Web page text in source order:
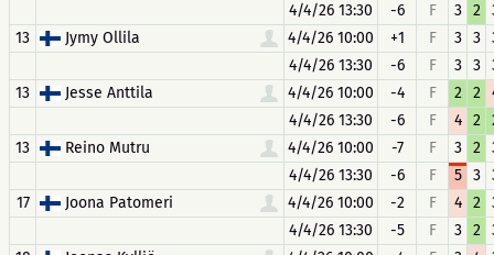
4/4/26 13:30
-6 F 3 2
13
Jymy Ollila 4/4/26 10:00 +1 F 3 3
4/4/26 13:30
-6 F 3 3
13
Jesse Anttila 4/4/26 10:00 -4 F 2 2
4/4/26 13:30
-6 F 4 2
13
Reino Mutru 4/4/26 10:00 -7 F 3 2
4/4/26 13:30
-6 F 5 3
17
Joona Patomeri 4/4/26 10:00 -2 F 4 2
4/4/26 13:30
-5 F 3 2